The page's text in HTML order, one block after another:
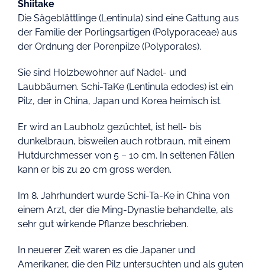
Shiitake
Die Sägeblättlinge (Lentinula) sind eine Gattung aus
der Familie der Porlingsartigen (Polyporaceae) aus
der Ordnung der Porenpilze (Polyporales).
Sie sind Holzbewohner auf Nadel- und
Laubbäumen. Schi-TaKe (Lentinula edodes) ist ein
Pilz, der in China, Japan und Korea heimisch ist.
Er wird an Laubholz gezüchtet, ist hell- bis
dunkelbraun, bisweilen auch rotbraun, mit einem
Hutdurchmesser von 5 – 10 cm. In seltenen Fällen
kann er bis zu 20 cm gross werden.
Im 8. Jahrhundert wurde Schi-Ta-Ke in China von
einem Arzt, der die Ming-Dynastie behandelte, als
sehr gut wirkende Pflanze beschrieben.
In neuerer Zeit waren es die Japaner und
Amerikaner, die den Pilz untersuchten und als guten